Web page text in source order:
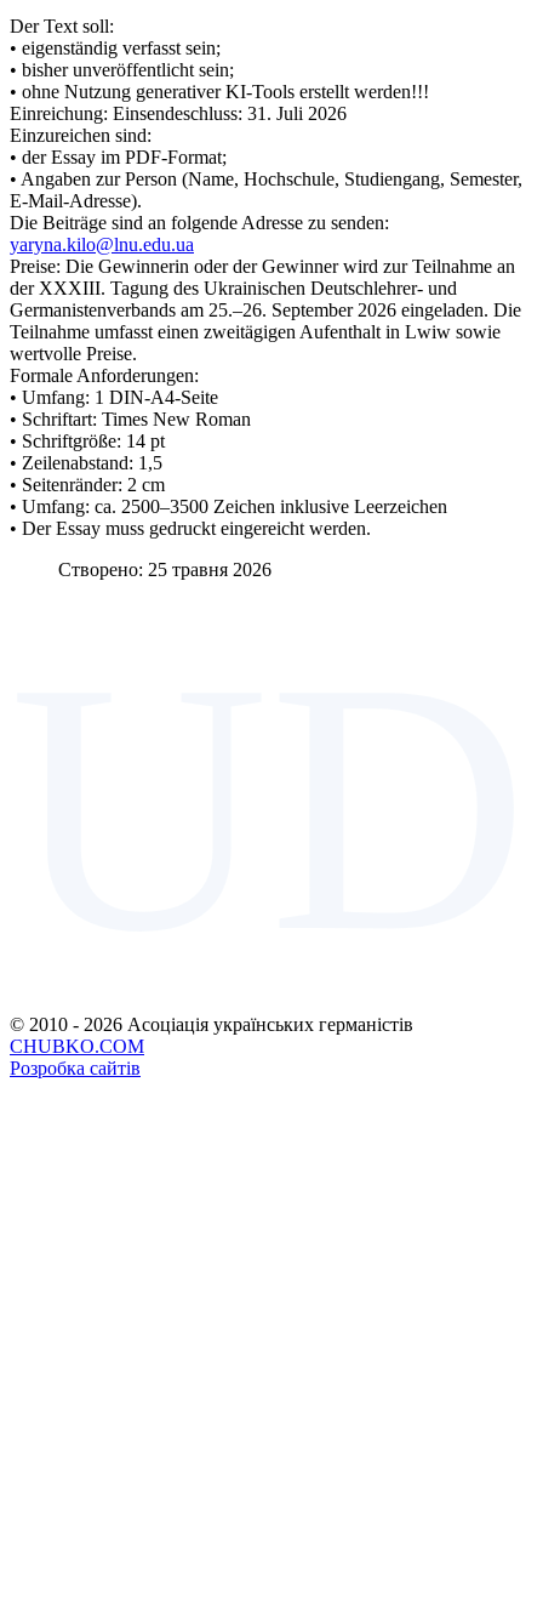
Der Text soll:
• eigenständig verfasst sein;
• bisher unveröffentlicht sein;
• ohne Nutzung generativer KI-Tools erstellt werden!!!
Einreichung: Einsendeschluss: 31. Juli 2026
Einzureichen sind:
• der Essay im PDF-Format;
• Angaben zur Person (Name, Hochschule, Studiengang, Semester,
E-Mail-Adresse).
Die Beiträge sind an folgende Adresse zu senden:
yaryna.kilo@lnu.edu.ua
Preise: Die Gewinnerin oder der Gewinner wird zur Teilnahme an
der XXXIII. Tagung des Ukrainischen Deutschlehrer- und
Germanistenverbands am 25.–26. September 2026 eingeladen. Die
Teilnahme umfasst einen zweitägigen Aufenthalt in Lwiw sowie
wertvolle Preise.
Formale Anforderungen:
• Umfang: 1 DIN-A4-Seite
• Schriftart: Times New Roman
• Schriftgröße: 14 pt
• Zeilenabstand: 1,5
• Seitenränder: 2 cm
• Umfang: ca. 2500–3500 Zeichen inklusive Leerzeichen
• Der Essay muss gedruckt eingereicht werden.
Створено: 25 травня 2026
© 2010 - 2026 Асоціація українських германістів
CHUBKO.COM
Розробка сайтів